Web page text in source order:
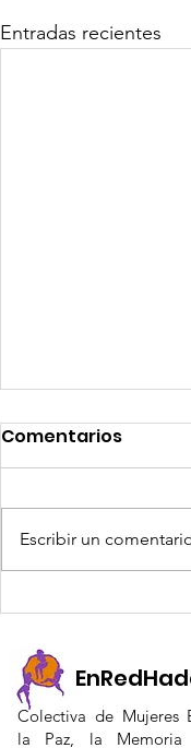
Entradas recientes
iniciativas PDET
municipios de
hermosa,
Comentarios
Escribir un
Colectiva de Mujeres
la Paz, la